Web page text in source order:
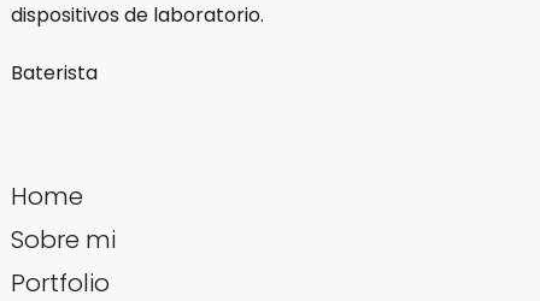
dispositivos de laboratorio.
Baterista
Home
Sobre mi
Portfolio